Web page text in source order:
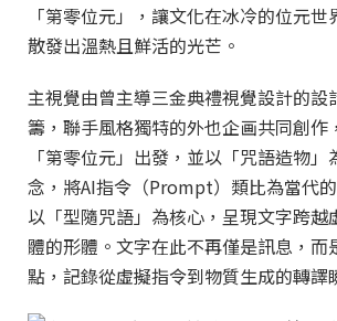
「第零位元」，讓文化在冰冷的位元
散發出溫熱且鮮活的光芒。
主視覺由曾主導三金典禮視覺設計的設
籌，聯手風格獨特的外也企画共同創作
「第零位元」出發，並以「咒語造物
念，將AI指令（Prompt）類比為當代
以「型隨咒語」為核心，呈現文字跨越
體的形體。文字在此不再僅是訊息，而
點，記錄從虛擬指令到物質生成的轉譯